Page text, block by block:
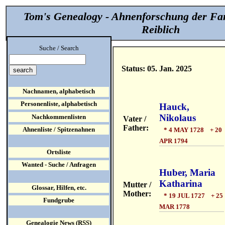
Tom's Genealogy - Ahnenforschung der
Reiblich
Status: 05. Jan. 2025
Vater /
Father:
Hauck,
Nikolaus
* 4 MAY 1728 + 20
APR 1794
Mutter /
Mother:
Huber, Maria
Katharina
* 19 JUL 1727 + 25
MAR 1778
Suche / Search
Nachnamen, alphabetisch
Personenliste, alphabetisch
Nachkommenlisten
Ahnenliste / Spitzenahnen
Ortsliste
Wanted - Suche / Anfragen
Glossar, Hilfen, etc.
Fundgrube
Genealogie News (RSS)